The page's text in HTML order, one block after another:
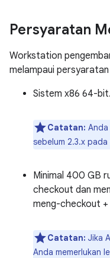
Persyaratan
Workstation
melampaui
Sistem x86 64-bit.
Catatan:
sebelum 2.3.x
Minimal 400 GB
checkout dan
meng-checkout +
Catatan: Jika
Anda memerlukan